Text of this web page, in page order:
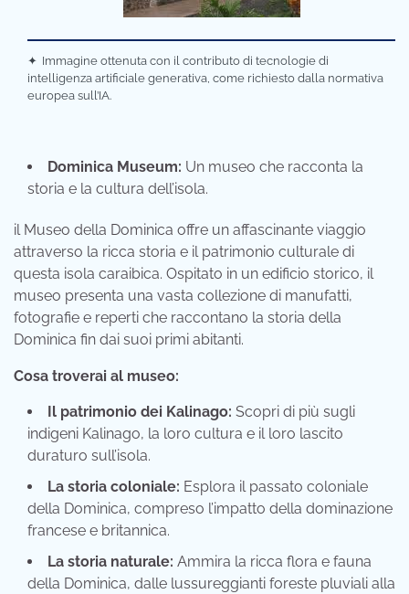
✦ Immagine ottenuta con il contributo di tecnologie di
intelligenza artificiale generativa, come richiesto dalla normativa
europea sull’IA.
Dominica Museum: Un museo che racconta la
storia e la cultura dell’isola.
il Museo della Dominica offre un affascinante viaggio
attraverso la ricca storia e il patrimonio culturale di
questa isola caraibica. Ospitato in un edificio storico, il
museo presenta una vasta collezione di manufatti,
fotografie e reperti che raccontano la storia della
Dominica fin dai suoi primi abitanti.
Cosa troverai al museo:
Il patrimonio dei Kalinago: Scopri di più sugli
indigeni Kalinago, la loro cultura e il loro lascito
duraturo sull’isola.
La storia coloniale: Esplora il passato coloniale
della Dominica, compreso l’impatto della dominazione
francese e britannica.
La storia naturale: Ammira la ricca flora e fauna
della Dominica, dalle lussureggianti foreste pluviali alla